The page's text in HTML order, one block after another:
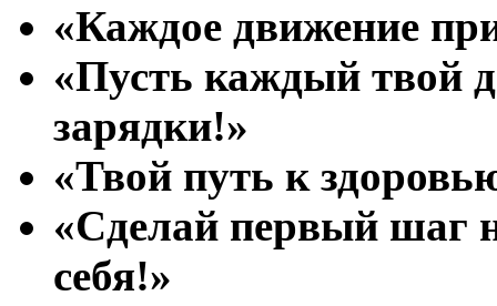
«Каждое движение
«Пусть каждый твой
зарядки!»
«Твой путь к
«Сделай первый шаг
себя!»